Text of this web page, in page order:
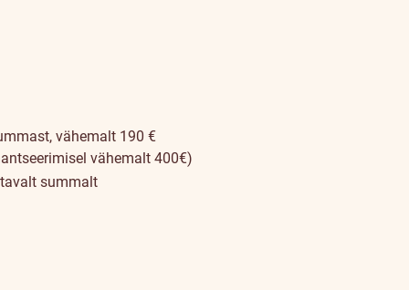
vähemalt 190 €
vähemalt 400€)
summalt